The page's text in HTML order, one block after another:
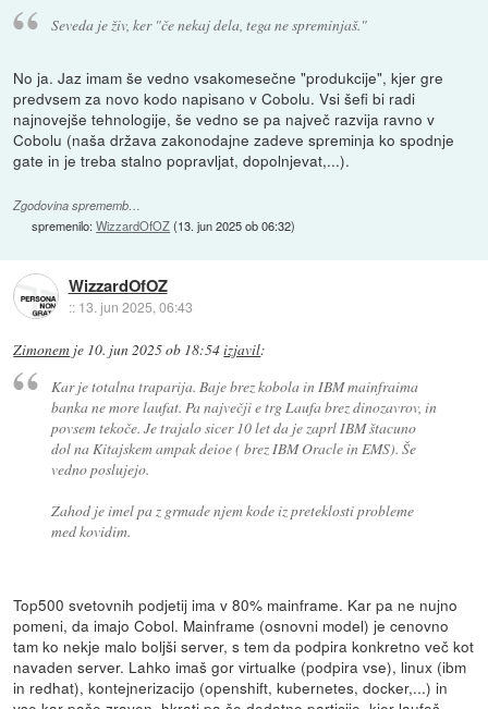
Seveda je živ, ker "če nekaj dela, tega ne spreminjaš."
No ja. Jaz imam še vedno vsakomesečne "produkcije", kjer gre
predvsem za novo kodo napisano v Cobolu. Vsi šefi bi radi
najnovejše tehnologije, še vedno se pa največ razvija ravno v
Cobolu (naša država zakonodajne zadeve spreminja ko spodnje
gate in je treba stalno popravljat, dopolnjevat,...).
Zgodovina sprememb…
spremenilo:WizzardOfOZ(13. jun 2025 ob 06:32)
WizzardOfOZ
:: 13. jun 2025, 06:43
Zimonem je 10. jun 2025 ob 18:54izjavil:
Kar je totalna traparija. Baje brez kobola in IBM mainfraima
banka ne more laufat. Pa največji e trg Laufa brez dinozavrov, in
povsem tekoče. Je trajalo sicer 10 let da je zaprl IBM štacuno
dol na Kitajskem ampak deioe ( brez IBM Oracle in EMS). Še
vedno poslujejo.
Zahod je imel pa z grmade njem kode iz preteklosti probleme
med kovidim.
Top500 svetovnih podjetij ima v 80% mainframe. Kar pa ne nujno
pomeni, da imajo Cobol. Mainframe (osnovni model) je cenovno
tam ko nekje malo boljši server, s tem da podpira konkretno več kot
navaden server. Lahko imaš gor virtualke (podpira vse), linux (ibm
in redhat), kontejnerizacijo (openshift, kubernetes, docker,...) in